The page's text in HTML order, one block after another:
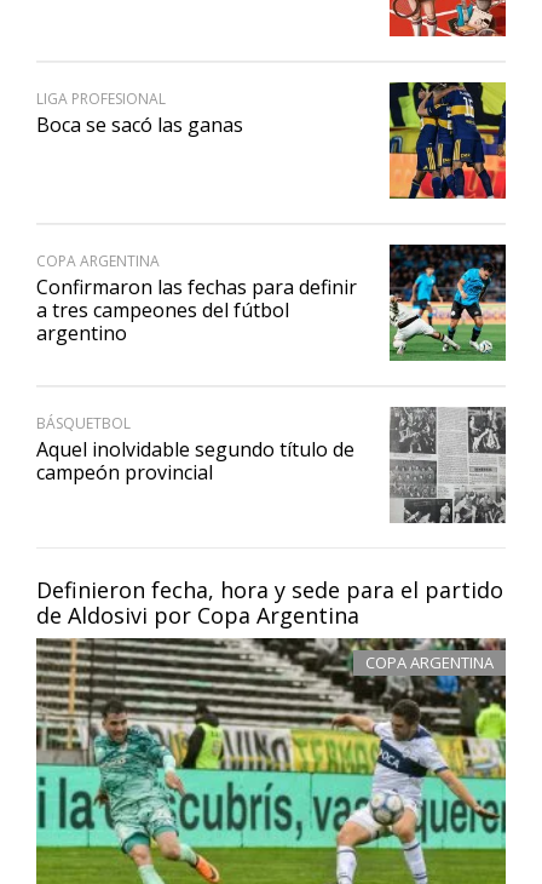
Definieron fecha, hora y sede para el partido
de Aldosivi por Copa Argentina
COPA ARGENTINA
LIGA PROFESIONAL
Boca se sacó las ganas
COPA ARGENTINA
Confirmaron las fechas para definir
a tres campeones del fútbol
argentino
BÁSQUETBOL
Aquel inolvidable segundo título de
campeón provincial